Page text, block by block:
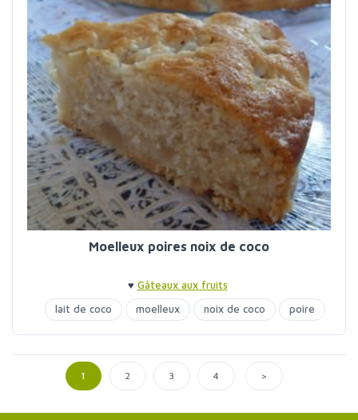
Moelleux poires noix de coco
♥ Gâteaux aux fruits
lait de coco
moelleux noix de coco poire
1 2 3 4 >